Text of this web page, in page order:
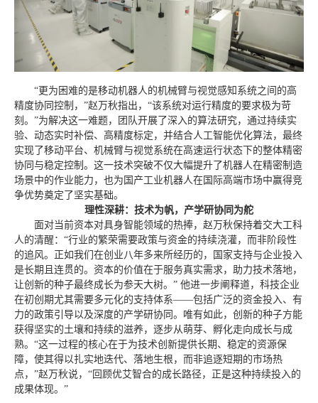
“更为困难的是移动机器人的机械臂与视觉感知系统之间的高
精度协同控制，”赵万秋指出，“该系统对运行精度的要求极为苛
刻。”为解决这一难题，团队开展了深入的算法研究，通过持续实
验、动态实时补偿、高精度标定，并结合人工智能优化算法，最终
实现了移动平台、机械臂与视觉系统在高速运行状态下的整体精密
协同与稳定控制。这一技术突破不仅大幅提升了机器人在精密制造
场景中的作业能力，也为国产工业机器人在国际高端市场中赢得竞
争优势奠定了坚实基础。
理性深耕：技术为帆，产学研协同为舵
面对当前资本对具身智能领域的热捧，赵万秋保持着交大工科
人的清醒：“行业的繁荣需要政策与资金的持续浇灌，而非阶段性
的追风。正如我们在创业八年多来所经历的，国家支持与企业投入
是长期且连贯的。资本的价值在于服务真实需求，助力技术落地，
让创新的种子最终成长为参天大树。” 他进一步阐释道，科技企业
在初创期尤其需要多元化的支持体系——包括广泛的资金投入、有
力的政策引导以及深度的产学研协同。唯有如此，创新的种子方能
获得坚实的土壤和持续的滋养，逐步从萌芽、孵化走向成长与成
熟。“这一过程的核心在于为技术创新提供长期、稳定的资源保
障，使其得以扎实地迭代、落地生根，而非追逐短期的市场热
点，”赵万秋说，“回顾优艾智合的成长路径，正是这种持续投入的
成果体现。”